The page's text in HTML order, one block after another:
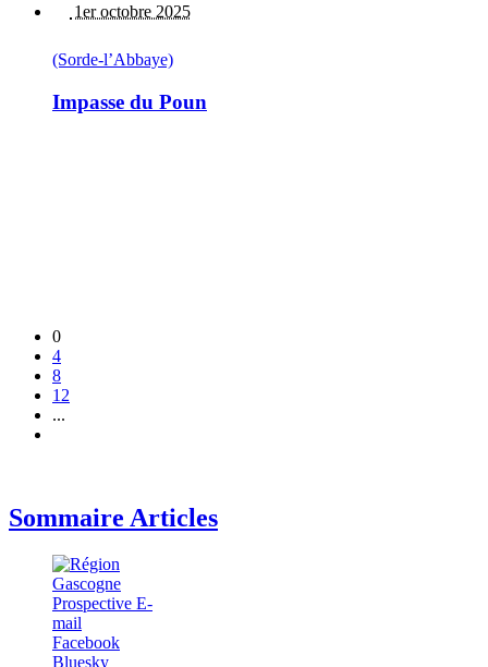
1er octobre 2025
(Sorde-l’Abbaye)
Impasse du Poun
0
4
8
12
...
Sommaire Articles